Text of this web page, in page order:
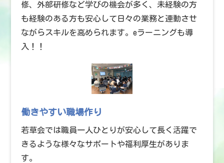
修、外部研修など学びの機会が多く、未経験の方
も経験のある方も安心して日々の業務と連動させ
ながらスキルを高められます。eラーニングも導
入！！
働きやすい職場作り
若草会では職員一人ひとりが安心して長く活躍で
きるような様々なサポートや福利厚生がありま
す。